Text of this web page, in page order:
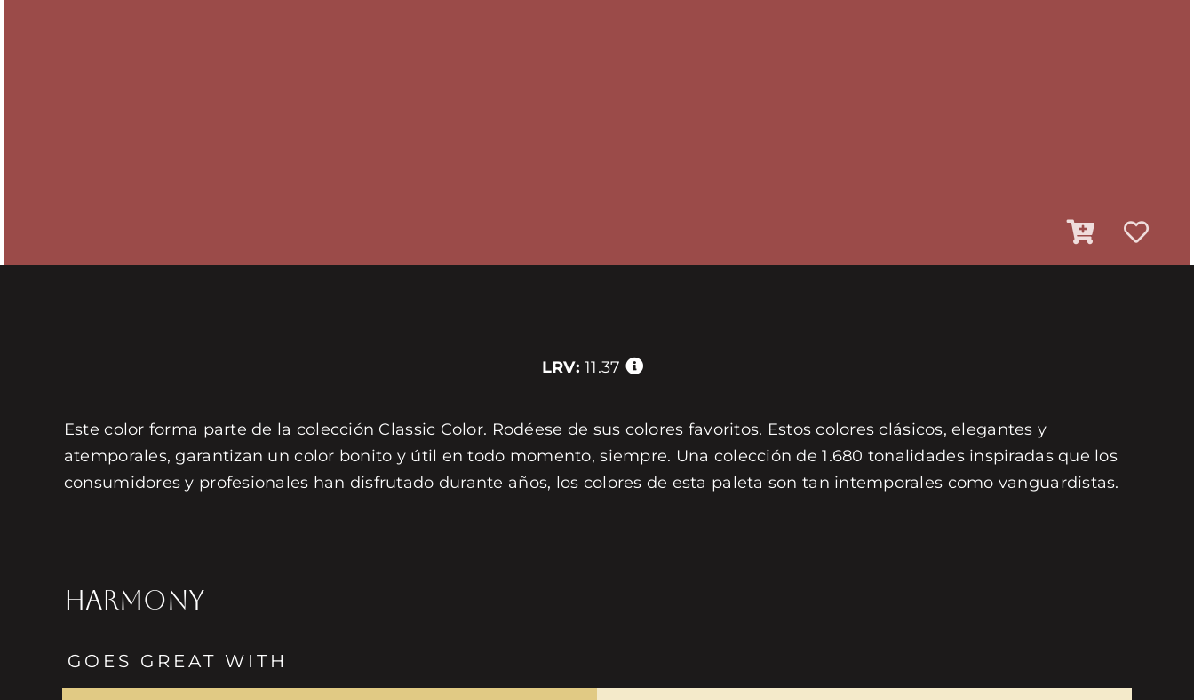
LRV: 11.37
Este color forma parte de la colección Classic Color. Rodéese de sus colores favoritos. Estos colores clásicos, elegantes y
atemporales, garantizan un color bonito y útil en todo momento, siempre. Una colección de 1.680 tonalidades inspiradas que los
consumidores y profesionales han disfrutado durante años, los colores de esta paleta son tan intemporales como vanguardistas.
HARMONY
GOES GREAT WITH